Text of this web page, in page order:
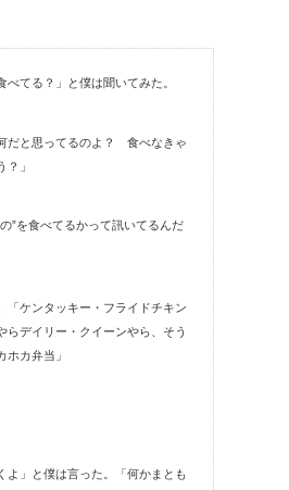
べてる？」と僕は聞いてみた。
だと思ってるのよ？ 食べなきゃ
？」
の”を食べてるかって訊いてるんだ
「ケンタッキー・フライドチキン
らデイリー・クイーンやら、そう
ホカ弁当」
よ」と僕は言った。「何かまとも